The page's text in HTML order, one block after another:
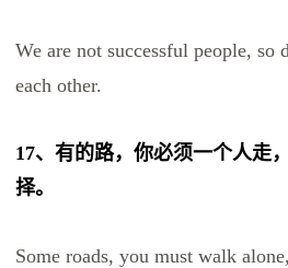
We are not successful people,
each other.
17、有的路，你必须一个人走
择。
Some roads, you must walk